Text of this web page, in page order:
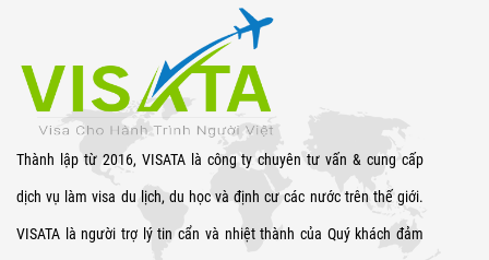
Thành lập từ 2016, VISATA là công ty chuyên tư vấn & cung cấp
dịch vụ làm visa du lịch, du học và định cư các nước trên thế giới.
VISATA là người trợ lý tin cẩn và nhiệt thành của Quý khách đảm